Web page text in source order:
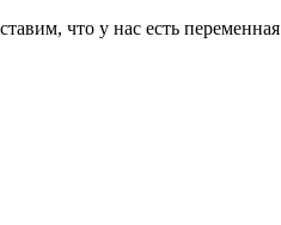
что у нас есть переменная